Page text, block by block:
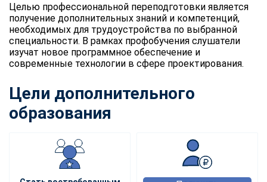
Целью профессиональной переподготовки является
получение дополнительных знаний и компетенций,
необходимых для трудоустройства по выбранной
специальности. В рамках профобучения слушатели
изучат новое программное обеспечение и
современные технологии в сфере проектирования.
Цели дополнительного
образования